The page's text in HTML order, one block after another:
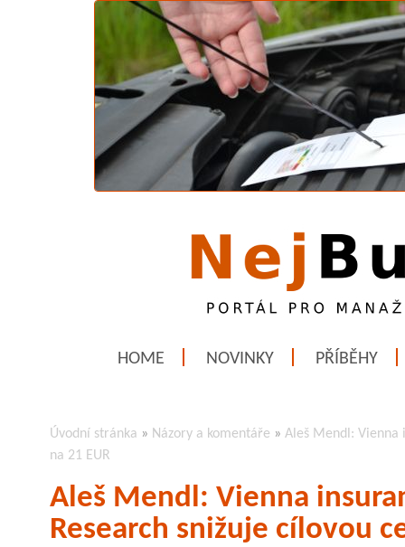
HOME NOVINKY PŘÍBĚHY
Úvodní stránka » Názory a komentáře » Aleš Mendl: Vienna
na 21 EUR
Aleš Mendl: Vienna
Research snižuje cílovou